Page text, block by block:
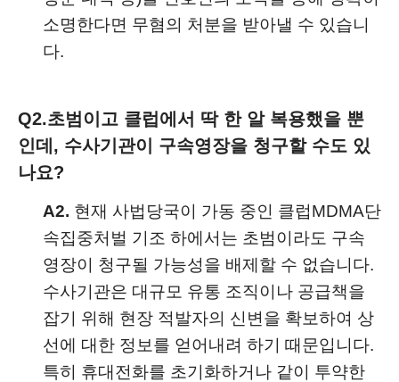
소명한다면 무혐의 처분을 받아낼 수 있습니
다.
Q2.초범이고 클럽에서 딱 한 알 복용했을 뿐
인데, 수사기관이 구속영장을 청구할 수도 있
나요?
A2. 현재 사법당국이 가동 중인 클럽MDMA단
속집중처벌 기조 하에서는 초범이라도 구속
영장이 청구될 가능성을 배제할 수 없습니다.
수사기관은 대규모 유통 조직이나 공급책을
잡기 위해 현장 적발자의 신변을 확보하여 상
선에 대한 정보를 얻어내려 하기 때문입니다.
특히 휴대전화를 초기화하거나 같이 투약한